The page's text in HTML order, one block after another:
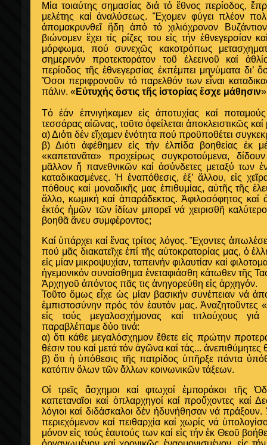
Μία τοιαύτης σημασίας διά τό ἔθνος περίοδος,
μελέτης καί ἀναλύσεως. Ἔχομεν φύγει πλέον
ἀπομακρυνθεῖ ἤδη ἀπό τό χιλιόχρονον
βιώνομεν ἔχει τίς ρίζες του εἰς τήν ἐθνεγερσίαν
μόρφωμα, πού συνεχῶς κακοτρόπως
σημερινόν προτεκτοράτον τοῦ ἐλεεινοῦ καί
περίοδος τῆς ἐθνεγερσίας ἐκπέμπει μηνύματα δι’
Ὅσοι περιφρονοῦν τό παρελθόν των εἶναι
πάλιν. «Εὐτυχής ὅστις τῆς ἱστορίας ἔσχε μάθησιν
Τό ἐάν ἐπνιγήκαμεν εἰς ἀποτυχίας καί
τεσσάρας αἰῶνας, τοῦτο ὀφείλεται ἀποκλειστικῶς
α) Διότι δέν εἴχαμεν ἐνότητα πού προϋποθέτει
β) Διότι ἀφέθημεν εἰς τήν ἐλπίδα βοηθείας ἐκ
«καπετανᾶτα» προχείρως συγκροτούμενα,
μᾶλλον ἤ πανεθνικῶν καί ἀσύνδετες μεταξύ των
καταδικασμένες. Ἡ ἐναπόθεσις, ἐξ’ ἄλλου, εἰς
πόθους καί μοναδικῆς μας ἐπιθυμίας, αὐτῆς τῆς
ἄλλο, κωμική καί ἀπαράδεκτος. Ἀφιλοσόφητος καί
ἐκτός ἡμῶν τῶν ίδίων μπορεῖ νά χειρισθῆ
βοηθᾶ ἄνευ συμφέροντος;
Καί ὑπάρχει καί ἕνας τρίτος λόγος. Ἔχοντες
πού μᾶς διακατεῖχε ἐπί τῆς αὐτοκρατορίας μας, ὁ
εἰς μίαν μικροψυχίαν, ταπεινήν φιλαυτίαν καί
ἡγεμονικόν συναίσθημα ἐνεταφιάσθη κάτωθεν τῆς
Ἀρχηγοῦ ἀπόντος πᾶς τις ἀνηγορεύθη εἰς ἀρχηγόν.
Τοῦτο ὅμως εἶχε ὡς μίαν βασικήν συνέπειαν νά
ἐμπιστοσύνην πρός τόν ἑαυτόν μας.
εἰς τούς μεγαλοσχήμονας καί τιτλούχους
παραβλέπαμε δύο τινά:
α) ὅτι κάθε μεγαλόσχημον ἔθετε εἰς πρώτην
θέσιν του καί μετά τόν ἀγῶνα καί τάς... ἀνεπιθύμητες
β) ὅτι ἡ ὑπόθεσις τῆς πατρίδος ὑπῆρξε πάντα
κατόπιν ὅλων τῶν ἄλλων κοινωνικῶν τάξεων.
Οἱ τρεῖς ἄσχημοι καί φτωχοί ἐμποράκοι τῆς
καπεταναῖοι καί ὁπλαρχηγοί καί προὔχοντες καί
λόγιοι καί διδάσκαλοι δέν ἠδυνήθησαν νά
περιεχόμενον καί πειθαρχία καί χωρίς νά
μόνον εἰς τούς ἑαυτούς των καί εἰς τήν ἐκ Θεοῦ